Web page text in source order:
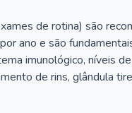
de rotina) são
ano e são
imunológico, níveis
de rins, glândula